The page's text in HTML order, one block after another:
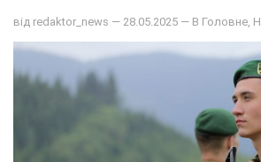
від redaktor_news — 28.05.2025 — В Головне